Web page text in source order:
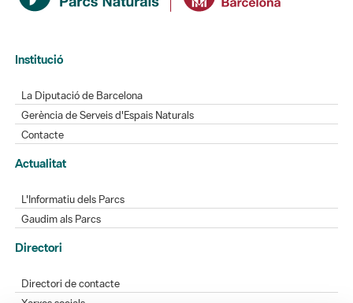
Institució
La Diputació de Barcelona
Gerència de Serveis d'Espais Naturals
Contacte
Actualitat
L'Informatiu dels Parcs
Gaudim als Parcs
Directori
Directori de contacte